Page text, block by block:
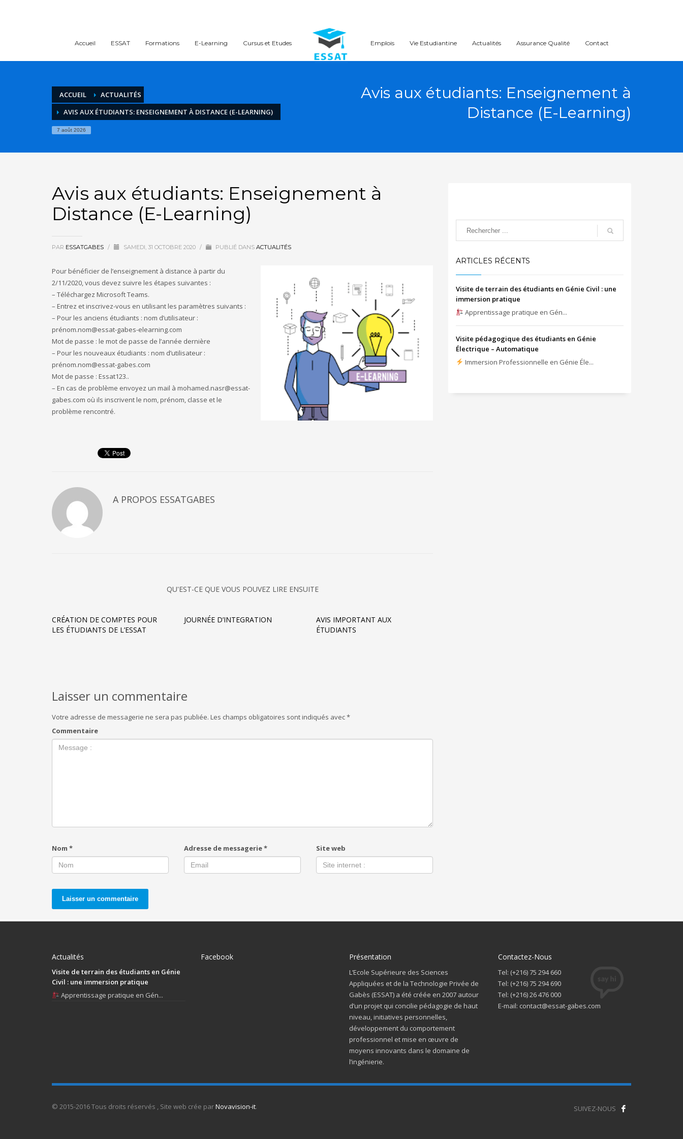
Accueil ESSAT Formations E-Learning Cursus et Etudes Emplois Vie Estudiantine Actualités Assurance Qualité Contact
ACCUEIL
ACTUALITÉS
AVIS AUX ÉTUDIANTS: ENSEIGNEMENT À DISTANCE (E-LEARNING)
7 août 2026
Avis aux étudiants: Enseignement à
Distance (E-Learning)
Avis aux étudiants: Enseignement à
Distance (E-Learning)
PAR ESSATGABES / SAMEDI, 31 OCTOBRE 2020 / PUBLIÉ DANS ACTUALITÉS
Pour bénéficier de l’enseignement à distance à partir du
2/11/2020, vous devez suivre les étapes suivantes :
– Téléchargez Microsoft Teams.
– Entrez et inscrivez-vous en utilisant les paramètres suivants :
– Pour les anciens étudiants : nom d’utilisateur :
prénom.nom@essat-gabes-elearning.com
Mot de passe : le mot de passe de l’année dernière
– Pour les nouveaux étudiants : nom d’utilisateur :
prénom.nom@essat-gabes.com
Mot de passe : Essat123..
– En cas de problème envoyez un mail à mohamed.nasr@essat-
gabes.com où ils inscrivent le nom, prénom, classe et le
problème rencontré.
A PROPOS ESSATGABES
QU'EST-CE QUE VOUS POUVEZ LIRE ENSUITE
CRÉATION DE COMPTES POUR
LES ÉTUDIANTS DE L’ESSAT
JOURNÉE D’INTEGRATION
AVIS IMPORTANT AUX
ÉTUDIANTS
Laisser un commentaire
Votre adresse de messagerie ne sera pas publiée. Les champs obligatoires sont indiqués avec*
Commentaire
Nom * Adresse de messagerie* Site web
ARTICLES RÉCENTS
Visite de terrain des étudiants en Génie Civil : une
immersion pratique
Apprentissage pratique en Gén...
Visite pédagogique des étudiants en Génie
Électrique – Automatique
Immersion Professionnelle en Génie Éle...
Actualités
Visite de terrain des étudiants en Génie
Civil : une immersion pratique
Apprentissage pratique en Gén...
Facebook Présentation
L’Ecole Supérieure des Sciences
Appliquées et de la Technologie Privée de
Gabès (ESSAT) a été créée en 2007 autour
d’un projet qui concilie pédagogie de haut
niveau, initiatives personnelles,
développement du comportement
professionnel et mise en œuvre de
moyens innovants dans le domaine de
l’ingénierie.
Contactez-Nous
Tel: (+216) 75 294 660
Tel: (+216) 75 294 690
Tel: (+216) 26 476 000
E-mail: contact@essat-gabes.com
SUIVEZ-NOUS
© 2015-2016 Tous droits réservés , Site web crée parNovavision-it.